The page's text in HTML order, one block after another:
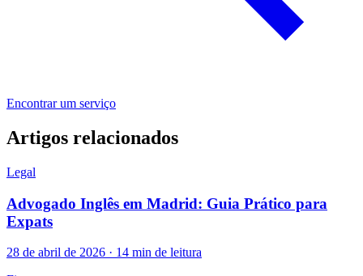
Encontrar um serviço
Artigos relacionados
Legal
Advogado Inglês em Madrid: Guia Prático para
Expats
28 de abril de 2026 · 14 min de leitura